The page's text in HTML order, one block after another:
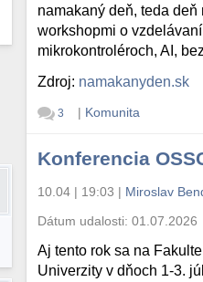
namakaný deň, teda
workshopmi o
mikrokontroléroch, AI,
Zdroj: namakanyden.sk
3 | Komunita
Konferencia
10.04 | 19:03 | Miroslav
Dátum udalosti:01.07.2026
Aj tento rok sa na
Univerzity v dňoch 1-3.